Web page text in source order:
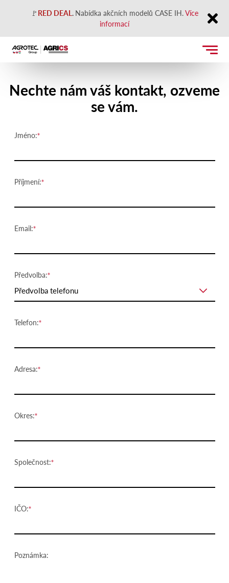
🚩RED DEAL. Nabídka akčních modelů CASE IH.Více
informací
Close
Nechte nám váš kontakt, ozveme
se vám.
Jméno:
Příjmení:
Email:
Předvolba:
Předvolba telefonu
Telefon:
Adresa:
Okres:
Společnost:
IČO:
Poznámka: